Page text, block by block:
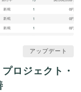
アップデート
ロジェクト・